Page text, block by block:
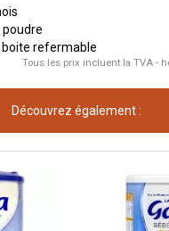
poudre
boite refermable
Tous les prix incluent la TVA -
Découvrez également :